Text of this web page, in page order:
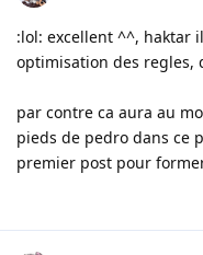
:lol: excellent ^^, haktar
optimisation des regles,
par contre ca aura au
pieds de pedro dans ce
premier post pour